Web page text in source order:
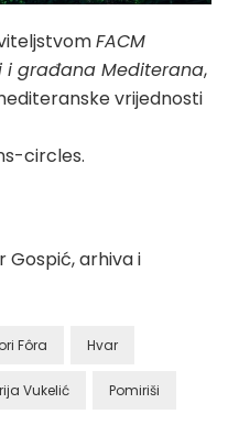
FACM
i građana Mediterana,
vrijednosti
circles.
Gospić, arhiva i
Fôra Hvar
Vukelić Pomiriši